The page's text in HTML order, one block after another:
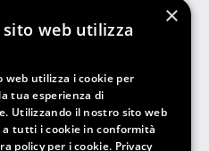
×
sito web utilizza
web utilizza i cookie per
tua esperienza di
Utilizzando il nostro sito web
a tutti i cookie in conformità
policy per i cookie. Privacy